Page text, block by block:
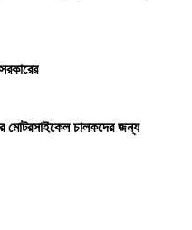
মোটরসাইকেল চালকদের জন্য